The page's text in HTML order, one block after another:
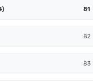
81
82
83